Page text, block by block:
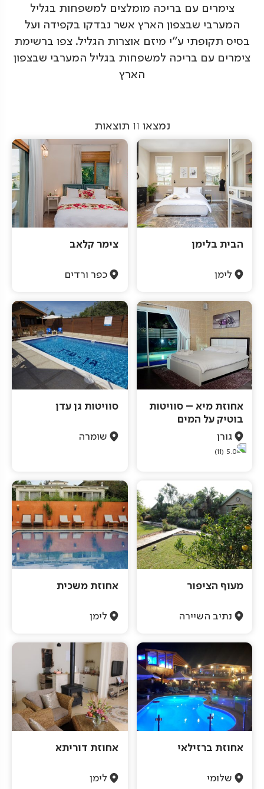
צימרים עם בריכה מומלצים למשפחות בגליל
המערבי שבצפון הארץ אשר נבדקו בקפידה ועל
בסיס תקופתי ע"י מיזם אוצרות הגליל. צפו ברשימת
צימרים עם בריכה למשפחות בגליל המערבי שבצפון
הארץ
נמצאו 11 תוצאות
הבית בלימן
לימן
צימר קלאב
כפר ורדים
אחוזת מיא – סוויטות
בוטיק על המים
גורן
5.0
(11)
סוויטות גן עדן
שומרה
מעוף הציפור
נתיב השיירה
אחוזת משכית
לימן
אחוזת ברזילאי
שלומי
אחוזת דוריתא
לימן